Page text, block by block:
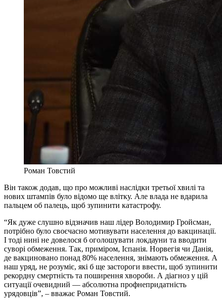
Роман Товстий
Він також додав, що про можливі наслідки третьої хвилі та
нових штампів було відомо ще влітку. Але влада не вдарила
пальцем об палець, щоб зупинити катастрофу.
“Як дуже слушно відзначив наш лідер Володимир Гройсман,
потрібно було своєчасно мотивувати населення до вакцинації.
І тоді нині не довелося б оголошувати локдауни та вводити
суворі обмеження. Так, приміром, Іспанія. Норвегія чи Данія,
де вакциновано понад 80% населення, знімають обмеження. А
наш уряд, не розуміє, які б ще застороги ввести, щоб зупинити
рекордну смертність та поширення хвороби. А діагноз у цій
ситуації очевидний — абсолютна профнепридатність
урядовців”, – вважає Роман Товстий.